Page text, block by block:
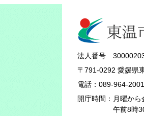
法人番号
〒791-0292 愛媛県
電話：089-964-
開庁時間： 月曜から
午前8時